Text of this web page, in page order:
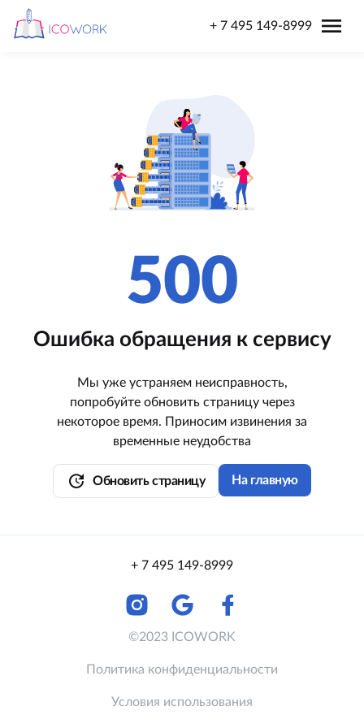
+ 7 495 149-8999 menu
500
Ошибка обращения к сервису
Мы уже устраняем неисправность,
попробуйте обновить страницу через
некоторое время. Приносим извинения за
временные неудобства
update Обновить страницу На главную
+ 7 495 149-8999
©2023 ICOWORK
Политика конфиденциальности
Условия использования